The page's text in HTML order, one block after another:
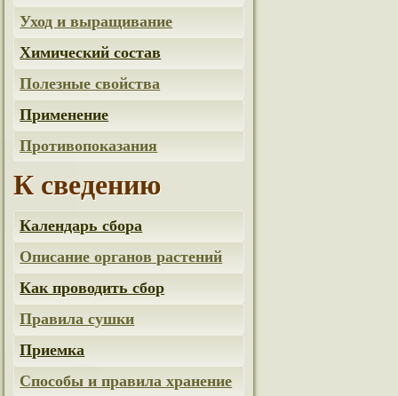
Уход и выращивание
Химический состав
Полезные свойства
Применение
Противопоказания
К сведению
Календарь сбора
Описание органов растений
Как проводить сбор
Правила сушки
Приемка
Способы и правила хранение